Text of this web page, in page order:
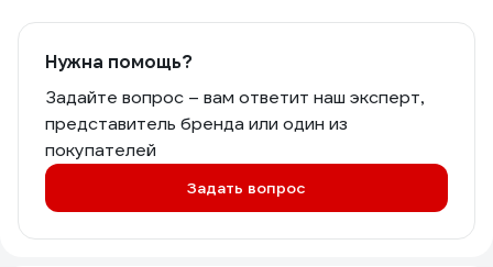
Нужна помощь?
Задайте вопрос – вам ответит наш эксперт,
представитель бренда или один из
покупателей
Задать вопрос